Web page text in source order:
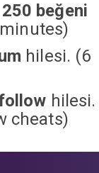
beğeni
hilesi. (6
hilesi.
cheats)